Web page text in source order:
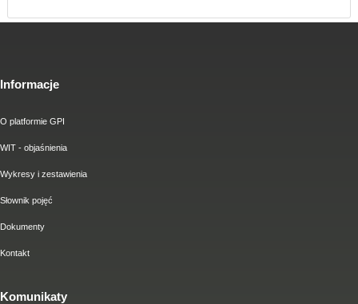
Informacje
O platformie GPI
WIT - objaśnienia
Wykresy i zestawienia
Słownik pojęć
Dokumenty
Kontakt
Komunikaty